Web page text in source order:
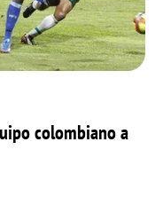
colombiano a